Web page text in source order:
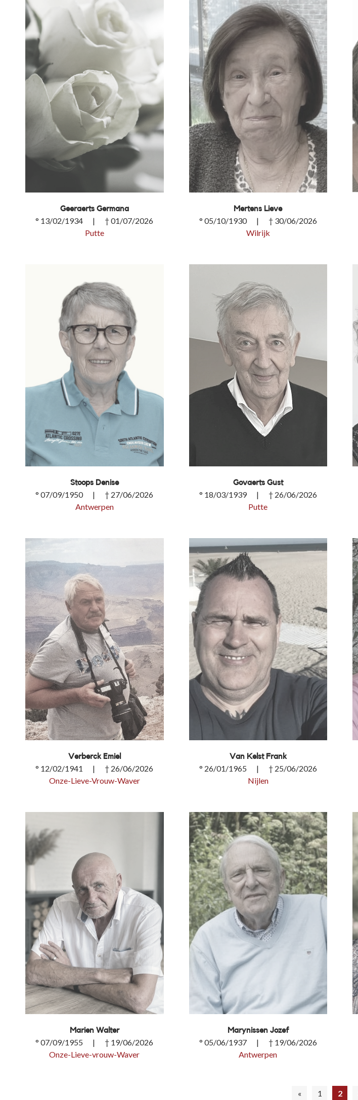
Geeraerts Germana
° 13/02/1934 | † 01/07/2026
Putte
Mertens Lieve
° 05/10/1930 | † 30/06/2026
Wilrijk
Stoops Denise
° 07/09/1950 | † 27/06/2026
Antwerpen
Govaerts Gust
° 18/03/1939 | † 26/06/2026
Putte
Verberck Emiel
° 12/02/1941 | † 26/06/2026
Onze-Lieve-Vrouw-Waver
Van Kelst Frank
Van Kelst Frank
° 26/01/1965 | † 25/06/2026
Nijlen
Marien Walter
° 07/09/1955 | † 19/06/2026
Onze-Lieve-vrouw-Waver
Marynissen Jozef
° 05/06/1937 | † 19/06/2026
Antwerpen
« 1 2